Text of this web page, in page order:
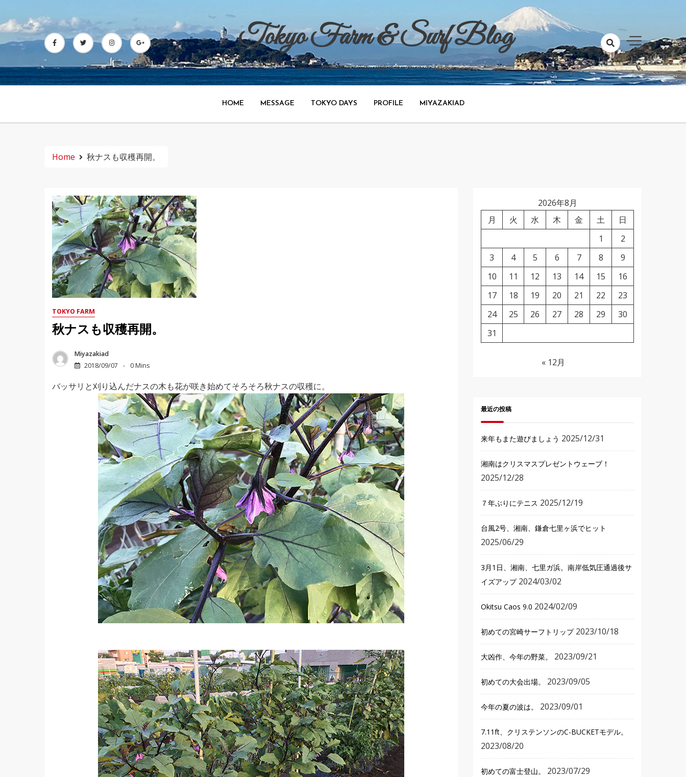
to
content
Tokyo Farm & Surf Blog
世田谷で野菜、渋谷で広告、湘南でサーフィンのブログ。
HOME MESSAGE TOKYO DAYS PROFILE MIYAZAKIAD
Home 秋ナスも収穫再開。
TOKYO FARM
秋ナスも収穫再開。
Miyazakiad
2018/09/07
0 Mins
バッサリと刈り込んだナスの木も花が咲き始めてそろそろ秋ナスの収穫に。
2026年8月
月
火 水 木 金 土
日
1
2
3
4 5 6 7 8
9
10
11 12 13 14 15
16
17
18 19 20 21 22
23
24
25 26 27 28 29
30
31
« 12月
最近の投稿
来年もまた遊びましょう 2025/12/31
湘南はクリスマスプレゼントウェーブ！
2025/12/28
７年ぶりにテニス 2025/12/19
台風2号、湘南、鎌倉七里ヶ浜でヒット
2025/06/29
3月1日、湘南、七里ガ浜。南岸低気圧通過後サ
イズアップ 2024/03/02
Okitsu Caos 9.0 2024/02/09
初めての宮崎サーフトリップ 2023/10/18
大凶作、今年の野菜。 2023/09/21
初めての大会出場。 2023/09/05
今年の夏の波は。 2023/09/01
7.11ft、クリステンソンのC-BUCKETモデル。
2023/08/20
初めての富士登山。 2023/07/29